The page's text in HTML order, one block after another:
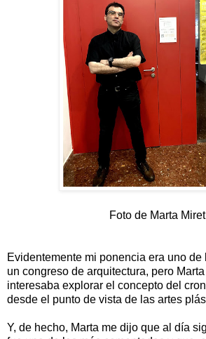
Foto de Marta Miret
Evidentemente mi ponencia era uno de
un congreso de arquitectura, pero
interesaba explorar el concepto del
desde el punto de vista de las artes
Y, de hecho, Marta me dijo que al día